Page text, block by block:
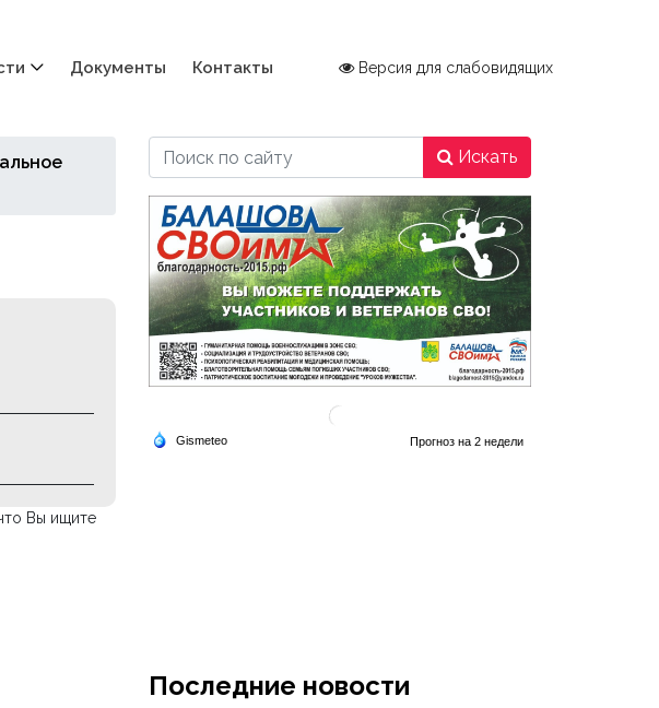
Документы Контакты Версия для слабовидящих
Вы ищите
Искать
Последние новости